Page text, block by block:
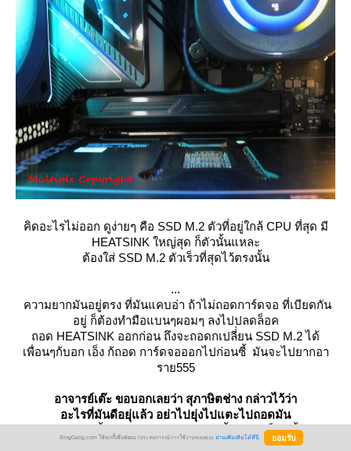
คิดอะไรไม่ออก ดูง่ายๆ คือ SSD M.2 ตัวที่อยู่ใกล้ CPU ที่สุด มี
HEATSINK ใหญ่สุด ก็ตัวนั้นแหละ
ต้องใส่ SSD M.2 ตัวเร็วที่สุดไว้ตรงนั้น
...
ความยากมันอยู่ตรง ที่มันแคบอ่า ถ้าไม่ถอดการ์ดจอ ที่เบียดกัน
อยู่ ก็ต้องทำมือแบนๆผอมๆ ลงไปปลดล็อค
ถอด HEATSINK ออกก่อน ถึงจะถอดกเปลี่่ยน SSD M.2 ได้
เพื่อนๆก้บอก เอ็ง ก้ถอด การ์ดจอออกไปก่อนซี้ มันจะไปยากอา
ราย555
อาจารย์เต๊ะ ขอบอกเลยว่า สุภาษิตช่าง กล่าวไว้ว่า
อะไรที่มันดีอยุ่แล้ว อย่าไปยุ่งไปแตะไปถอดมัน
เพราะ ของพวกนี้ถอดเข้า ถอดออกบ่อยๆ ขั้วหลวม ช็อตขึ้นมาละ
BlogGang.com ใช้คุกกี้เพื่อพัฒนาประสบการณ์การใช้งานของคุณ อ่านเพิ่มเติมได้ที่นี่